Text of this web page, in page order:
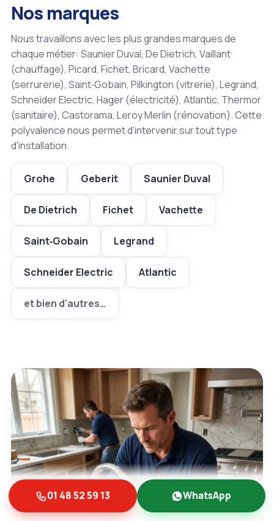
Nos marques
Nous travaillons avec les plus grandes marques de
chaque métier: Saunier Duval, De Dietrich, Vaillant
(chauffage), Picard, Fichet, Bricard, Vachette
(serrurerie), Saint‑Gobain, Pilkington (vitrerie), Legrand,
Schneider Electric, Hager (électricité), Atlantic, Thermor
(sanitaire), Castorama, Leroy Merlin (rénovation). Cette
polyvalence nous permet d'intervenir sur tout type
d'installation.
Grohe Geberit Saunier Duval
De Dietrich Fichet Vachette
Saint‑Gobain Legrand
Schneider Electric Atlantic
et bien d'autres…
01 48 52 59 13 WhatsApp